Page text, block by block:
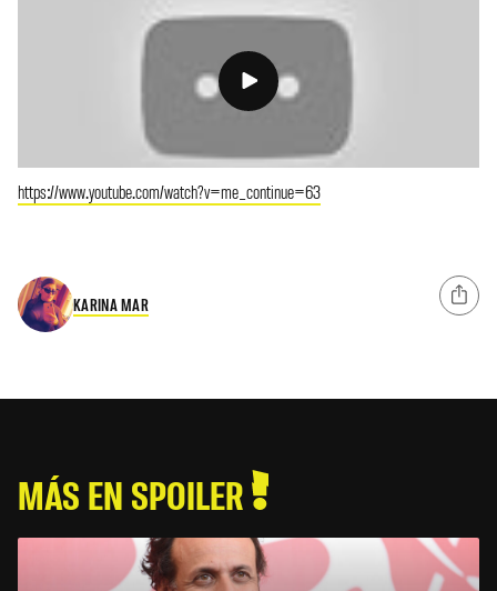
https://www.youtube.com/watch?v=me_continue=63
KARINA MAR
MÁS EN SPOILER